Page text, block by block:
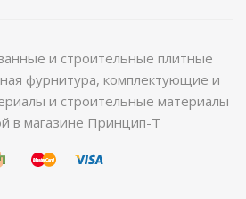
и строительные плитные
фурнитура, комплектующие и
и строительные материалы
в магазине Принцип-Т